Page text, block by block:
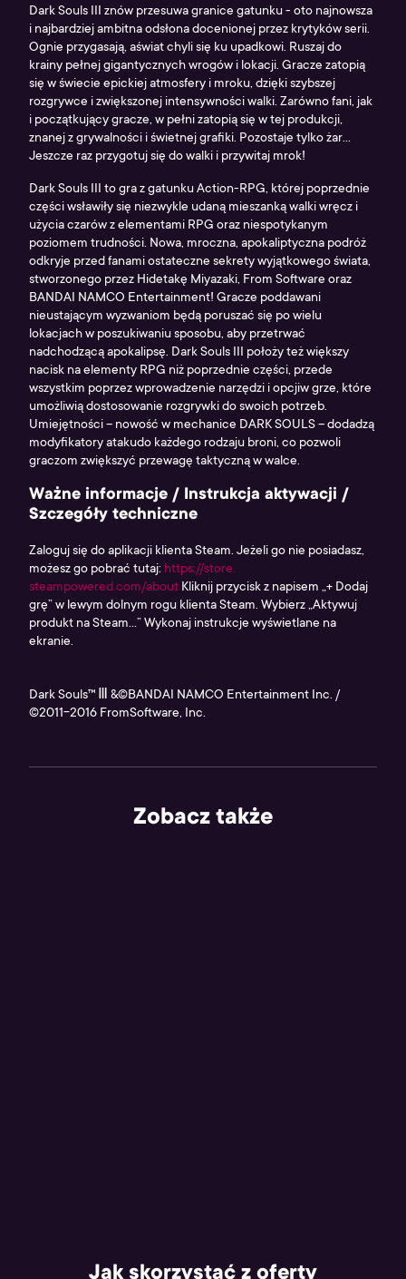
Dark Souls III znów przesuwa granice gatunku - oto najnowsza
i najbardziej ambitna odsłona docenionej przez krytyków serii.
Ognie przygasają, aświat chyli się ku upadkowi. Ruszaj do
krainy pełnej gigantycznych wrogów i lokacji. Gracze zatopią
się w świecie epickiej atmosfery i mroku, dzięki szybszej
rozgrywce i zwiększonej intensywności walki. Zarówno fani, jak
i początkujący gracze, w pełni zatopią się w tej produkcji,
znanej z grywalności i świetnej grafiki. Pozostaje tylko żar...
Jeszcze raz przygotuj się do walki i przywitaj mrok!
Dark Souls III to gra z gatunku Action-RPG, której poprzednie
części wsławiły się niezwykle udaną mieszanką walki wręcz i
użycia czarów z elementami RPG oraz niespotykanym
poziomem trudności. Nowa, mroczna, apokaliptyczna podróż
odkryje przed fanami ostateczne sekrety wyjątkowego świata,
stworzonego przez Hidetakę Miyazaki, From Software oraz
BANDAI NAMCO Entertainment! Gracze poddawani
nieustającym wyzwaniom będą poruszać się po wielu
lokacjach w poszukiwaniu sposobu, aby przetrwać
nadchodzącą apokalipsę. Dark Souls III położy też większy
nacisk na elementy RPG niż poprzednie części, przede
wszystkim poprzez wprowadzenie narzędzi i opcjiw grze, które
umożliwią dostosowanie rozgrywki do swoich potrzeb.
Umiejętności – nowość w mechanice DARK SOULS – dodadzą
modyfikatory atakudo każdego rodzaju broni, co pozwoli
graczom zwiększyć przewagę taktyczną w walce.
Ważne informacje / Instrukcja aktywacji /
Szczegóły techniczne
Zaloguj się do aplikacji klienta Steam. Jeżeli go nie posiadasz,
możesz go pobrać tutaj: https://store.
steampowered.com/about Kliknij przycisk z napisem „+ Dodaj
grę” w lewym dolnym rogu klienta Steam. Wybierz „Aktywuj
produkt na Steam...” Wykonaj instrukcje wyświetlane na
ekranie.
Dark Souls™ Ⅲ &©BANDAI NAMCO Entertainment Inc. /
©2011-2016 FromSoftware, Inc.
Zobacz także